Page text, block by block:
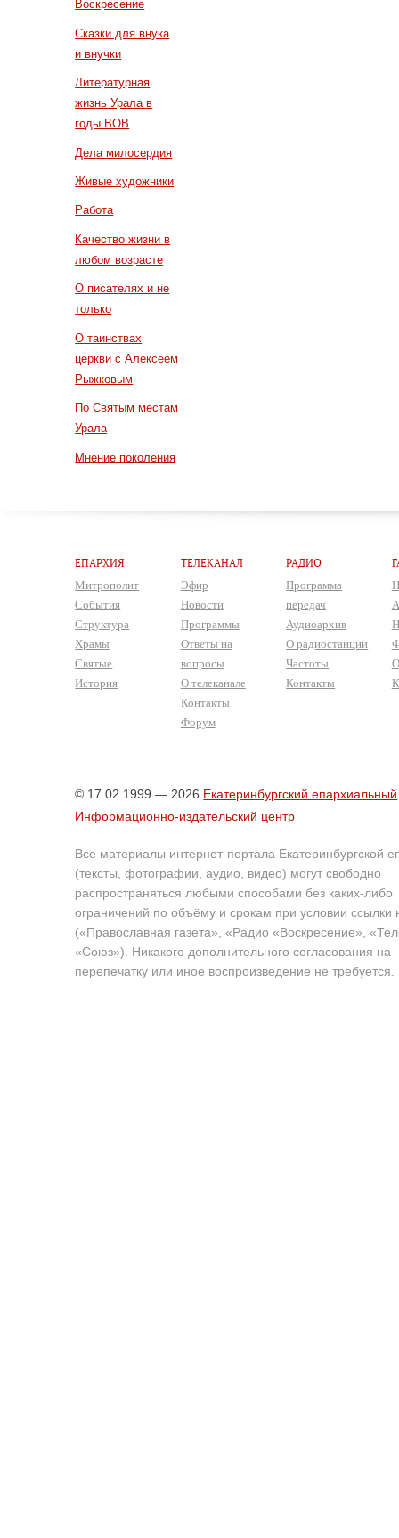
Воскресение
Сказки для внука
и внучки
Литературная
жизнь Урала в
годы ВОВ
Дела милосердия
Живые художники
Работа
Качество жизни в
любом возрасте
О писателях и не
только
О таинствах
церкви с Алексеем
Рыжковым
По Святым местам
Урала
Мнение поколения
ЕПАРХИЯ
Митрополит
События
Структура
Храмы
Святые
История
ТЕЛЕКАНАЛ
Эфир
Новости
Программы
Ответы на
вопросы
О телеканале
Контакты
Форум
РАДИО
Программа
передач
Аудиоархив
О радиостанции
Частоты
Контакты
© 17.02.1999 — 2026 Екатеринбургский епархиальный
Информационно-издательский центр
Все материалы интернет-портала Екатеринбургской
(тексты, фотографии, аудио, видео) могут свободно
распространяться любыми способами без каких-либо
ограничений по объёму и срокам при условии ссылки
(«Православная газета», «Радио «Воскресение»,
«Союз»). Никакого дополнительного согласования на
перепечатку или иное воспроизведение не требуется.